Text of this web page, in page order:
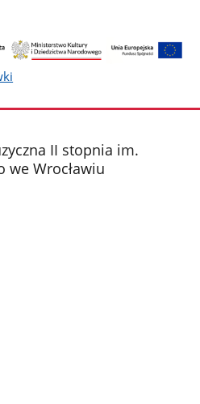
II stopnia im.
we Wrocławiu